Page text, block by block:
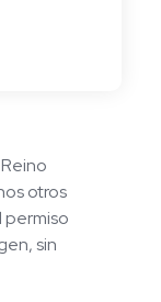
otros
permiso
sin